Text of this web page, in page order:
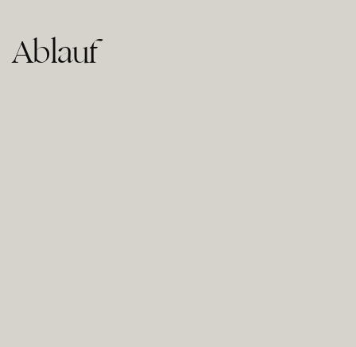
Ablauf